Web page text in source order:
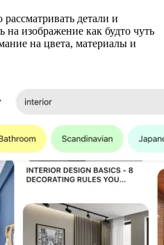
детали и
изображение как будто чуть
на цвета, материалы и